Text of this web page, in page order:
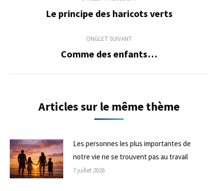
commentaire
Onglet
Le principe des haricots verts
ONGLET SUIVANT
Onglet
Comme des enfants…
Articles sur le même thème
Les personnes les plus importantes de
notre vie ne se trouvent pas au travail
7 juillet 2026